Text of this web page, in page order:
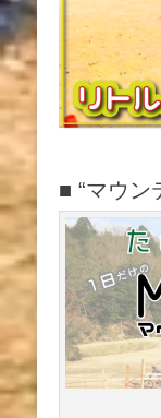
■ “マウン